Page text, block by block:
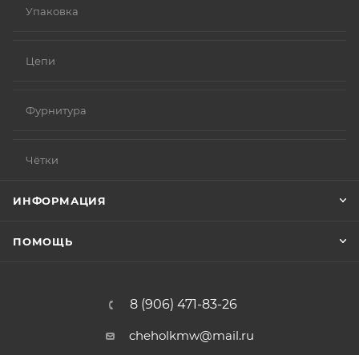
Упаковка
Цепи
Фурнитура
Чётки
ИНФОРМАЦИЯ
ПОМОЩЬ
8 (906) 471-83-26
cheholkmw@mail.ru